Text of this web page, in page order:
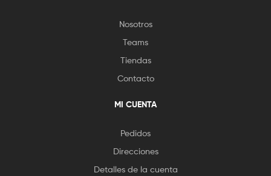
Nosotros
Teams
Tiendas
Contacto
MI CUENTA
Pedidos
Direcciones
Detalles de la cuenta